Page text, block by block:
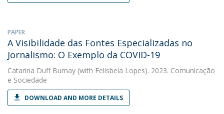
PAPER
A Visibilidade das Fontes Especializadas no
Jornalismo: O Exemplo da COVID-19
Catarina Duff Burnay (with Felisbela Lopes). 2023. Comunicação
e Sociedade
DOWNLOAD AND MORE DETAILS